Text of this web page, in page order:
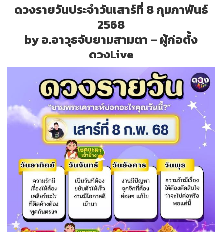
ดวงรายวันประจำวันเสาร์ที่ 8 กุมภาพันธ์
2568
by อ.อาวุธจับยามสามตา – ผู้ก่อตั้ง
ดวงLive